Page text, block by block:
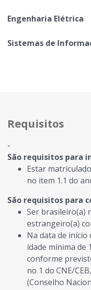
Engenharia Elétrica
Sistemas de
Requisitos
-
São requisitos para
Estar
no item 1.1 do
São requisitos para
Ser brasileiro(a)
estrangeiro(a)
Na data de
idade mínima de
conforme
no 1 do CNE/
(Conselho